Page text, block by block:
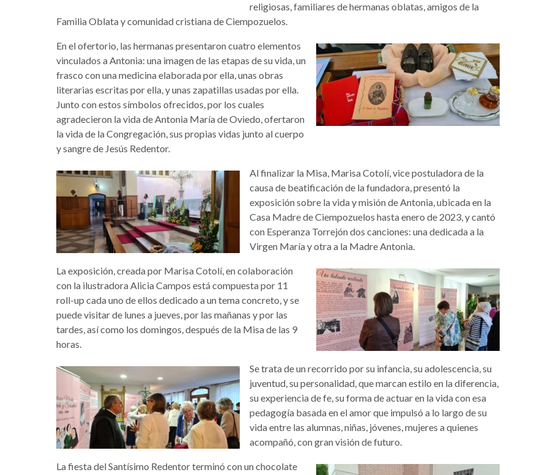
religiosas, familiares de hermanas oblatas, amigos de la
Familia Oblata y comunidad cristiana de Ciempozuelos.
En el ofertorio, las hermanas presentaron cuatro elementos
vinculados a Antonia: una imagen de las etapas de su vida, un
frasco con una medicina elaborada por ella, unas obras
literarias escritas por ella, y unas zapatillas usadas por ella.
Junto con estos símbolos ofrecidos, por los cuales
agradecieron la vida de Antonia María de Oviedo, ofertaron
la vida de la Congregación, sus propias vidas junto al cuerpo
y sangre de Jesús Redentor.
Al finalizar la Misa, Marisa Cotolí, vice postuladora de la
causa de beatificación de la fundadora, presentó la
exposición sobre la vida y misión de Antonia, ubicada en la
Casa Madre de Ciempozuelos hasta enero de 2023, y cantó
con Esperanza Torrejón dos canciones: una dedicada a la
Virgen María y otra a la Madre Antonia.
La exposición, creada por Marisa Cotolí, en colaboración
con la ilustradora Alicia Campos está compuesta por 11
roll-up cada uno de ellos dedicado a un tema concreto, y se
puede visitar de lunes a jueves, por las mañanas y por las
tardes, así como los domingos, después de la Misa de las 9
horas.
Se trata de un recorrido por su infancia, su adolescencia, su
juventud, su personalidad, que marcan estilo en la diferencia,
su experiencia de fe, su forma de actuar en la vida con esa
pedagogía basada en el amor que impulsó a lo largo de su
vida entre las alumnas, niñas, jóvenes, mujeres a quienes
acompañó, con gran visión de futuro.
La fiesta del Santísimo Redentor terminó con un chocolate